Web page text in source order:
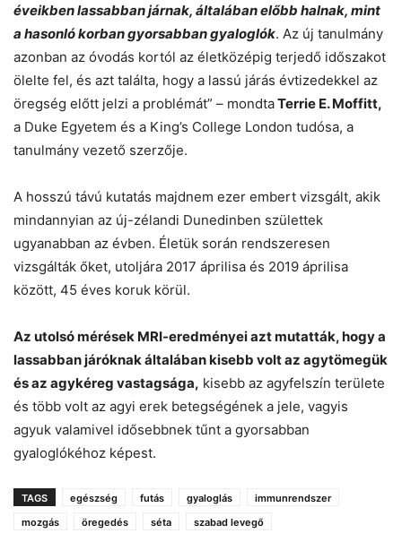
éveikben lassabban járnak, általában előbb halnak, mint
a hasonló korban gyorsabban gyaloglók. Az új tanulmány
azonban az óvodás kortól az életközépig terjedő időszakot
ölelte fel, és azt találta, hogy a lassú járás évtizedekkel az
öregség előtt jelzi a problémát” – mondtaTerrie E. Moffitt,
a Duke Egyetem és a King’s College London tudósa, a
tanulmány vezető szerzője.
A hosszú távú kutatás majdnem ezer embert vizsgált, akik
mindannyian az új-zélandi Dunedinben születtek
ugyanabban az évben. Életük során rendszeresen
vizsgálták őket, utoljára 2017 áprilisa és 2019 áprilisa
között, 45 éves koruk körül.
Az utolsó mérések MRI-eredményei azt mutatták, hogy a
lassabban járóknak általában kisebb volt az agytömegük
és az agykéreg vastagsága, kisebb az agyfelszín területe
és több volt az agyi erek betegségének a jele, vagyis
agyuk valamivel idősebbnek tűnt a gyorsabban
gyaloglókéhoz képest.
TAGS egészség futás gyaloglás
immunrendszer
mozgás
öregedés séta szabad levegő